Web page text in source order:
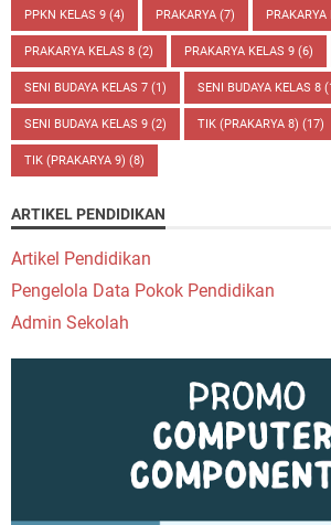
PPKN KELAS 9 (4) PRAKARYA (7)
PRAKARYA KELAS 8 (2) PRAKARYA KELAS 9 (6)
SENI BUDAYA KELAS 7 (1) SENI BUDAYA KELAS 8
SENI BUDAYA KELAS 9 (2) TIK (PRAKARYA 8) (17)
TIK (PRAKARYA 9) (8)
ARTIKEL PENDIDIKAN
Artikel Pendidikan
Pengelola Data Pokok Pendidikan
Admin Sekolah